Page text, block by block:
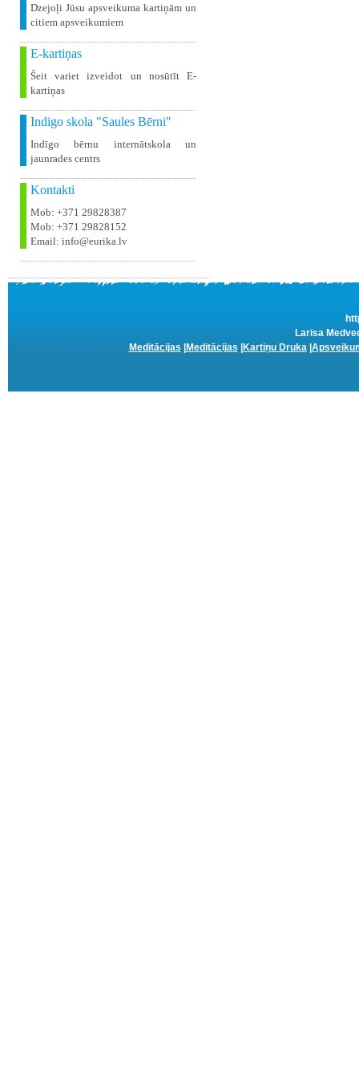
Dzejoļi Jūsu apsveikuma kartiņām un
citiem apsveikumiem
E-kartiņas
Šeit variet izveidot un nosūtīt E-
kartiņas
Indigo skola "Saules Bērni"
Indīgo bērnu internātskola un
jaunrades centrs
Kontakti
Mob: +371 29828387
Mob: +371 29828152
Email: info@eurika.lv
Larisa
Meditācijas
Meditācijas Kartiņu Druka|